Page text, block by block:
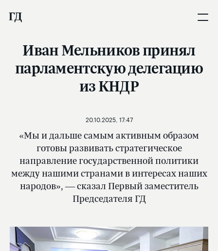
Иван Мельников принял
парламентскую делегацию
из КНДР
«Мы и дальше самым активным образом
готовы развивать стратегическое
направление государственной политики
между нашими странами в интересах наших
народов», — сказал Первый заместитель
Председателя ГД
20.10.2025, 17:47